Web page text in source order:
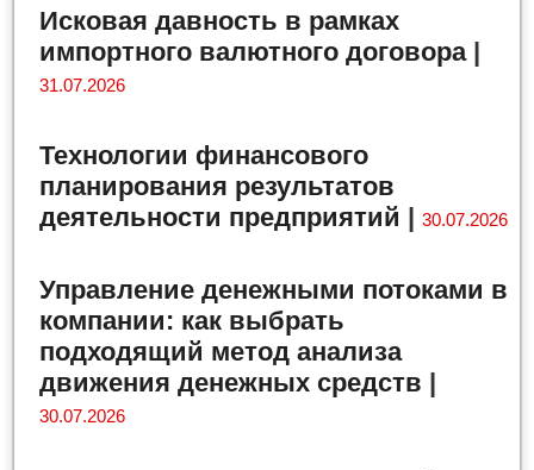
Исковая давность в рамках
импортного валютного договора|
31.07.2026
Технологии финансового
планирования результатов
деятельности предприятий |30.07.2026
Управление денежными потоками в
компании: как выбрать
подходящий метод анализа
движения денежных средств |
30.07.2026